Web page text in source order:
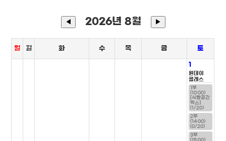
◀ 2026년 8월 ▶
일 월 화 수 목 금 토
1
원데이
클래스
1부
(10:00)
[식빵공간
박스]
(1/20)
2부
(14:00)
(0/20)
3부
(15:00)